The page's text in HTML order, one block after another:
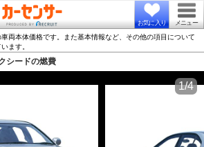
お気に入り メニュー
両本体価格です。また基本情報など、その他の項目について
ます。
シードの燃費
1/4